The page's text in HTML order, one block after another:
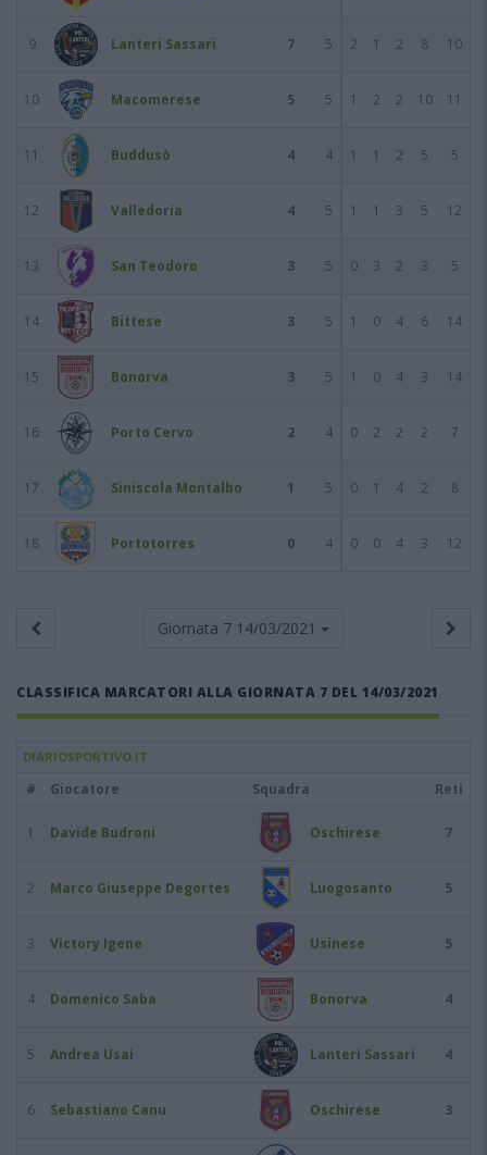
9 Lanteri Sassari 7 5 2 1 2 8 10
10 Macomerese 5 5 1 2 2 10 11
11 Buddusò 4 4 1 1 2 5 5
12 Valledoria 4 5 1 1 3 5 12
13 San Teodoro 3 5 0 3 2 3 5
14 Bittese 3 5 1 0 4 6 14
15 Bonorva 3 5 1 0 4 3 14
16 Porto Cervo 2 4 0 2 2 2 7
17 Siniscola Montalbo 1 5 0 1 4 2 8
18 Portotorres 0 4 0 0 4 3 12
Giornata 7 14/03/2021
CLASSIFICA MARCATORI ALLA GIORNATA 7 DEL 14/03/2021
DIARIOSPORTIVO.IT
# Giocatore Squadra Reti
1 Davide Budroni Oschirese 7
2 Marco Giuseppe Degortes Luogosanto 5
3 Victory Igene Usinese 5
4 Domenico Saba Bonorva 4
5 Andrea Usai Lanteri Sassari 4
6 Sebastiano Canu Oschirese 3